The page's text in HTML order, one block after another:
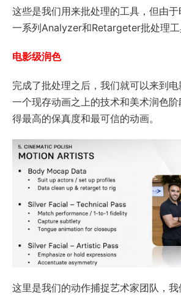
这些是我们用来批处理的工具，但由
一系列Analyzer和Retargeter批处理工
电影级润色
完成了批处理之后，我们就可以来到
一个现存动画之上的技术和美术润色
得最高的保真度和最可信的动画。
这里是我们的动作捕捉艺术家团队，